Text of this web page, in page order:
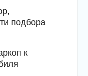
подбора
к